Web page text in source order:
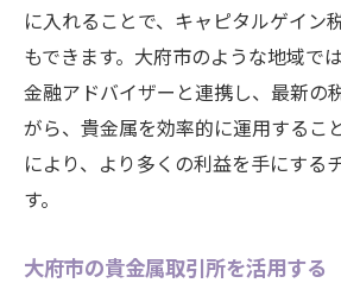
に入れることで、キャピタルゲイン
もできます。大府市のような地域で
金融アドバイザーと連携し、最新の
がら、貴金属を効率的に運用するこ
により、より多くの利益を手にする
す。
大府市の貴金属取引所を活用する